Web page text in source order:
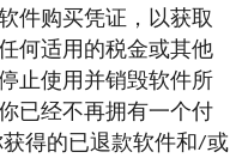
件购买凭证，以获取
何适用的税金或其他
止使用并销毁软件所
已经不再拥有一个付
得的已退款软件和/或